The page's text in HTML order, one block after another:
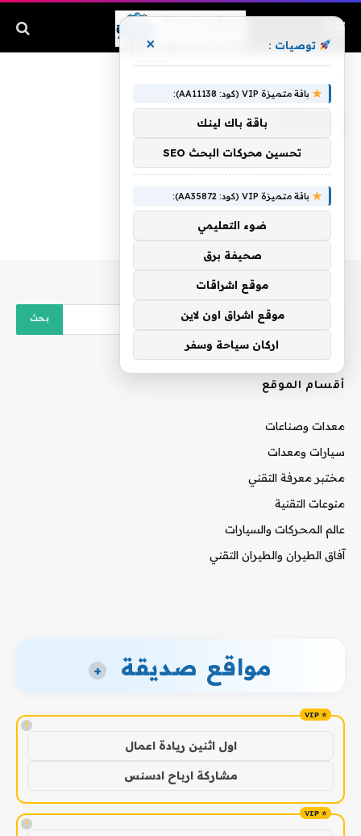
أقسام الموقع
معدات وصناعات
سيارات ومعدات
مختبر معرفة التقني
منوعات التقنية
عالم المحركات والسيارات
آفاق الطيران والطيران التقني
مواقع صديقة +
!
اول اثنين ريادة اعمال
مشاركة ارباح ادسنس
!
توصيات : ×
باقة متميزة VIP (كود: AA11138):
باقة باك لينك
تحسين محركات البحث SEO
باقة متميزة VIP (كود: AA35872):
ضوء التعليمي
صحيفة برق
موقع اشراقات
موقع اشراق اون لاين
اركان سياحة وسفر